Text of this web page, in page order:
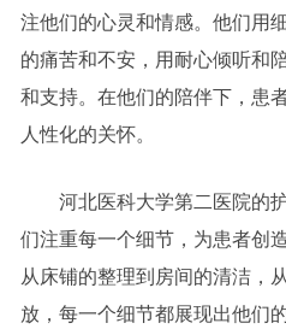
注他们的心灵和情感。他们用
的痛苦和不安，用耐心倾听和
和支持。在他们的陪伴下，患
人性化的关怀。
河北医科大学第二医院的护
们注重每一个细节，为患者创
从床铺的整理到房间的清洁，
放，每一个细节都展现出他们